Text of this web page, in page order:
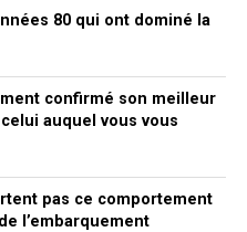
80 qui ont dominé la
confirmé son meilleur
auquel vous vous
pas ce comportement
l’embarquement